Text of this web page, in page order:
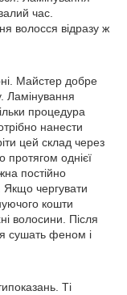
час.
волосся відразу ж
Майстер добре
Ламінування
процедура
нанести
цей склад через
протягом однієї
постійно
Якщо чергувати
кошти
волосини. Після
сушать феном і
Ті